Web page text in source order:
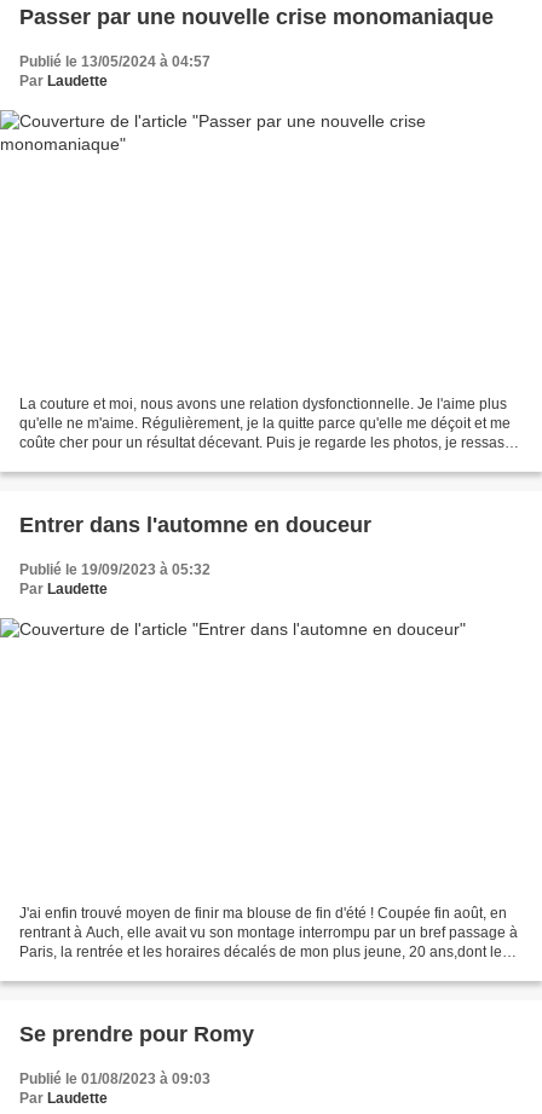
Passer par une nouvelle crise monomaniaque
Publié le 13/05/2024 à 04:57
Par Laudette
La couture et moi, nous avons une relation dysfonctionnelle. Je l'aime plus
qu'elle ne m'aime. Régulièrement, je la quitte parce qu'elle me déçoit et me
coûte cher pour un résultat décevant. Puis je regarde les photos, je ressasse
Entrer dans l'automne en douceur
Publié le 19/09/2023 à 05:32
Par Laudette
J'ai enfin trouvé moyen de finir ma blouse de fin d'été ! Coupée fin août, en
rentrant à Auch, elle avait vu son montage interrompu par un bref passage à
Paris, la rentrée et les horaires décalés de mon plus jeune, 20 ans,dont le
Se prendre pour Romy
Publié le 01/08/2023 à 09:03
Par Laudette